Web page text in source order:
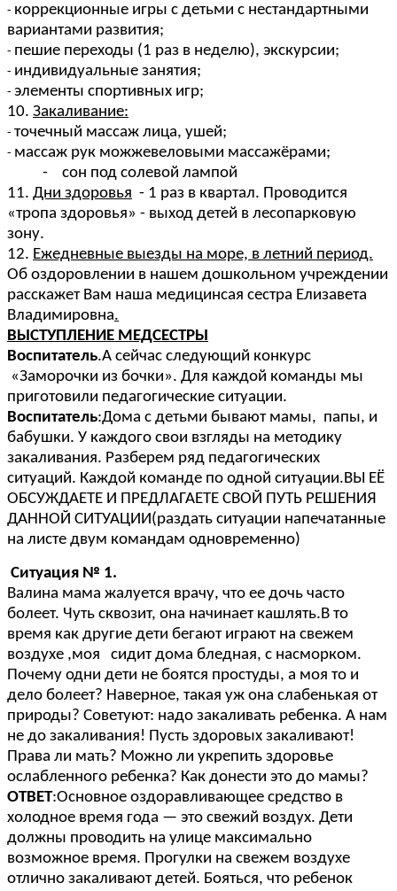
коррекционные игры с детьми с нестандартными
вариантами развития;
пешие переходы (1 раз в неделю), экскурсии;
индивидуальные занятия;
элементы спортивных игр;
10. Закаливание:
точечный массаж лица, ушей;
массаж рук можжевеловыми массажёрами;
- сон под солевой лампой
11. Дни здоровья - 1 раз в квартал. Проводится
«тропа здоровья» - выход детей в лесопарковую
зону.
12. Ежедневные выезды на море, в летний период.
Об оздоровлении в нашем дошкольном учреждении
расскажет Вам наша медицинсая сестра Елизавета
Владимировна.
ВЫСТУПЛЕНИЕ МЕДСЕСТРЫ
Воспитатель.А сейчас следующий конкурс
«Заморочки из бочки». Для каждой команды мы
приготовили педагогические ситуации.
Воспитатель:Дома с детьми бывают мамы, папы, и
бабушки. У каждого свои взгляды на методику
закаливания. Разберем ряд педагогических
ситуаций. Каждой команде по одной ситуации.ВЫ ЕЁ
ОБСУЖДАЕТЕ И ПРЕДЛАГАЕТЕ СВОЙ ПУТЬ РЕШЕНИЯ
ДАННОЙ СИТУАЦИИ(раздать ситуации напечатанные
на листе двум командам одновременно)
Ситуация № 1.
Валина мама жалуется врачу, что ее дочь часто
болеет. Чуть сквозит, она начинает кашлять.В то
время как другие дети бегают играют на свежем
воздухе ,моя сидит дома бледная, с насморком.
Почему одни дети не боятся простуды, а моя то и
дело болеет? Наверное, такая уж она слабенькая от
природы? Советуют: надо закаливать ребенка. А нам
не до закаливания! Пусть здоровых закаливают!
Права ли мать? Можно ли укрепить здоровье
ослабленного ребенка? Как донести это до мамы?
ОТВЕТ:Основное оздоравливающее средство в
холодное время года — это свежий воздух. Дети
должны проводить на улице максимально
возможное время. Прогулки на свежем воздухе
отлично закаливают детей. Бояться, что ребенок